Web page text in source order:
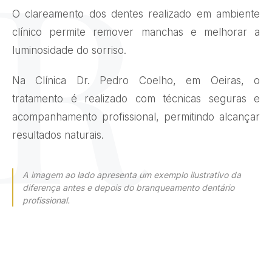
O clareamento dos dentes realizado em ambiente
clínico permite remover manchas e melhorar a
luminosidade do sorriso.
Na Clínica Dr. Pedro Coelho, em Oeiras, o
tratamento é realizado com técnicas seguras e
acompanhamento profissional, permitindo alcançar
resultados naturais.
A imagem ao lado apresenta um exemplo ilustrativo da
diferença antes e depois do branqueamento dentário
profissional.